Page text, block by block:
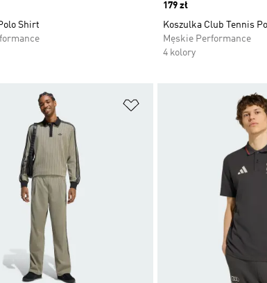
Shirt
Price
179 zł
Koszulka Club Tennis
Męskie Performance
4 kolory
Dodaj do listy życzeń